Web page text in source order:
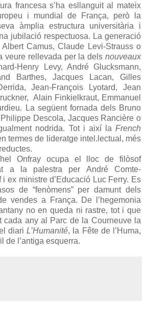
francesa s’ha esllanguit al mateix
i mundial de França, però la
àmplia estructura universitària i
jubilació respectuosa. La generació
Camus, Claude Levi-Strauss o
veure rellevada per la dels nouveaux
Henry Levy, André Glucksmann,
Barthes, Jacques Lacan, Gilles
Jean-François Lyotard, Jean
Alain Finkielkraut, Emmanuel
La següent fornada dels Bruno
Descola, Jacques Rancière o
nodrida. Tot i així la French
termes de lideratge intel.lectual, més
Onfray ocupa el lloc de filòsof
a la palestra per André Comte-
ex ministre d’Educació Luc Ferry. Es
de “fenòmens” per damunt dels
vendes a França. De l’hegemonia
no en queda ni rastre, tot i que
cada any al Parc de la Courneuve la
diari L’Humanité, la Fête de l’Huma,
de l’antiga esquerra.